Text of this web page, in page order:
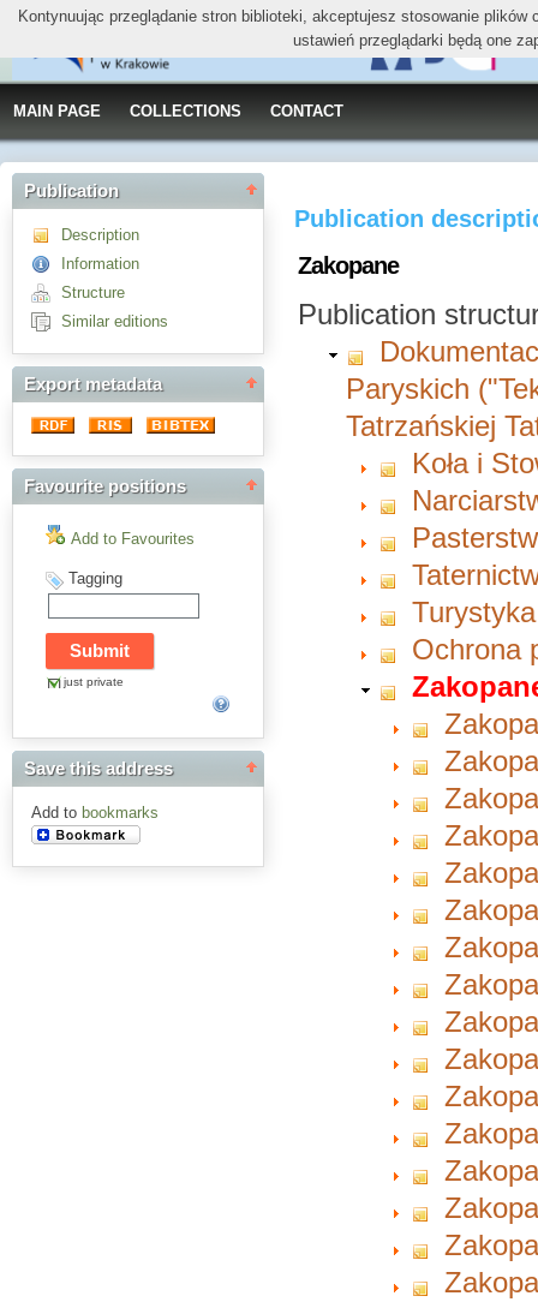
MAIN PAGE COLLECTIONS CONTACT
Publication
Description
Information
Structure
Similar editions
Export metadata
Favourite positions
Add to Favourites
Tagging
just private
Save this address
Add to bookmarks
Publication
Zakopane
Publication
Paryskich
Tatrzańskiej
Koła i
Turystyka
Ochrona
Kontynuując przeglądanie stron biblioteki, akceptujesz stosowanie
ustawień przeglądarki będą one